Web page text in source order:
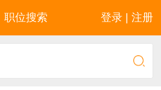
登录 | 注册
职位搜索